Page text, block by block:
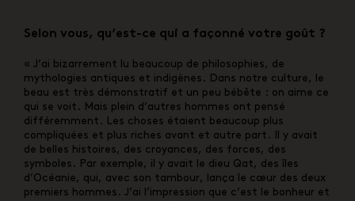
Selon vous, qu’est-ce qui a façonné votre goût ?
« J’ai bizarrement lu beaucoup de philosophies, de
mythologies antiques et indigènes. Dans notre culture, le
beau est très démonstratif et un peu bébête : on aime ce
qui se voit. Mais plein d’autres hommes ont pensé
différemment. Les choses étaient beaucoup plus
compliquées et plus riches avant et autre part. Il y avait
de belles histoires, des croyances, des forces, des
symboles. Par exemple, il y avait le dieu Qat, des îles
d’Océanie, qui, avec son tambour, lança le cœur des deux
premiers hommes. J’ai l’impression que c’est le bonheur et